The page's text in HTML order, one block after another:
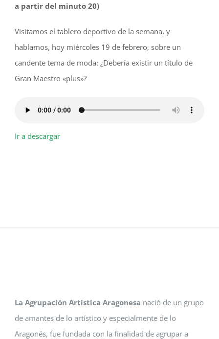
a partir del minuto 20)
Visitamos el tablero deportivo de la semana, y
hablamos, hoy miércoles 19 de febrero, sobre un
candente tema de moda: ¿Debería existir un título de
Gran Maestro «plus»?
Ir a descargar
La Agrupación Artística Aragonesa nació de un grupo
de amantes de lo artístico y especialmente de lo
Aragonés, fue fundada con la finalidad de agrupar a